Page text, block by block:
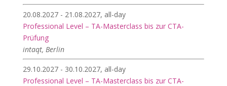
20.08.2027 - 21.08.2027, all-day
Professional Level – TA-Masterclass bis zur CTA-
Prüfung
intaqt, Berlin
29.10.2027 - 30.10.2027, all-day
Professional Level – TA-Masterclass bis zur CTA-